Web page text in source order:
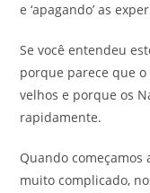
e ‘apagando’ as
Se você entendeu
porque parece que
velhos e porque os
rapidamente.
Quando
muito complicado,